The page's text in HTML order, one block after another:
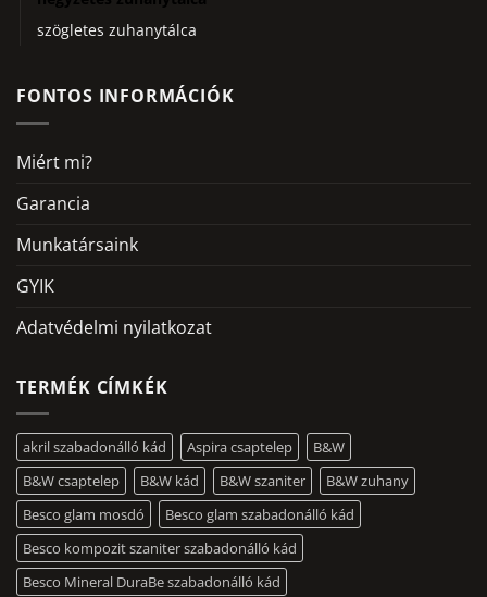
szögletes zuhanytálca
FONTOS INFORMÁCIÓK
Miért mi?
Garancia
Munkatársaink
GYIK
Adatvédelmi nyilatkozat
TERMÉK CÍMKÉK
akril szabadonálló kád Aspira csaptelep
B&W
B&W csaptelep
B&W kád B&W szaniter
B&W zuhany
Besco glam mosdó
Besco glam szabadonálló kád
Besco kompozit szaniter szabadonálló kád
Besco Mineral DuraBe szabadonálló kád